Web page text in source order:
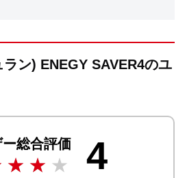
ン) ENEGY SAVER4のユ
総合評価 4